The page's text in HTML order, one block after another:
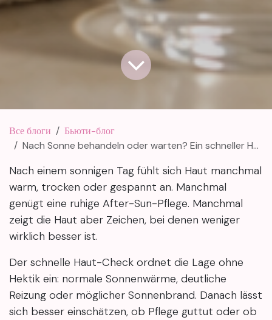
Все блоги
Бьюти-блог
Nach Sonne behandeln oder warten? Ein schneller Haut-Check
Nach einem sonnigen Tag fühlt sich Haut manchmal
warm, trocken oder gespannt an. Manchmal
genügt eine ruhige After-Sun-Pflege. Manchmal
zeigt die Haut aber Zeichen, bei denen weniger
wirklich besser ist.
Der schnelle Haut-Check ordnet die Lage ohne
Hektik ein: normale Sonnenwärme, deutliche
Reizung oder möglicher Sonnenbrand. Danach lässt
sich besser einschätzen, ob Pflege guttut oder ob